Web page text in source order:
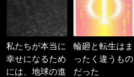
私たちが本当に
幸せになるため
には、地球の進
輪廻と転生はま
ったく違うもの
だった